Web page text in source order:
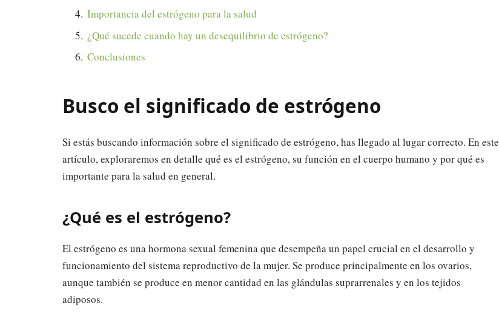
Importancia del estrógeno para la salud
¿Qué sucede cuando hay un desequilibrio de estrógeno?
Conclusiones
Busco el significado de estrógeno
Si estás buscando información sobre el significado de estrógeno, has llegado al lugar correcto. En este
artículo, exploraremos en detalle qué es el estrógeno, su función en el cuerpo humano y por qué es
importante para la salud en general.
¿Qué es el estrógeno?
El estrógeno es una hormona sexual femenina que desempeña un papel crucial en el desarrollo y
funcionamiento del sistema reproductivo de la mujer. Se produce principalmente en los ovarios,
aunque también se produce en menor cantidad en las glándulas suprarrenales y en los tejidos
adiposos.